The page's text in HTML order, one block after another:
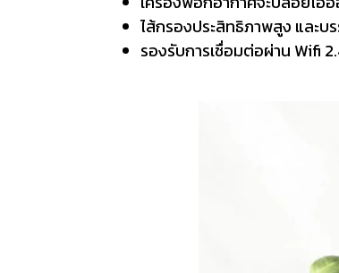
ไส้กรองประสิทธิภาพสูง และ
รองรับการเชื่อมต่อผ่าน Wifi